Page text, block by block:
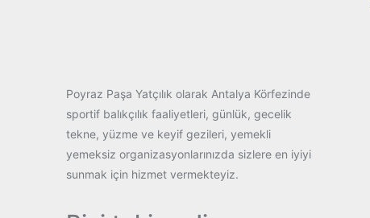
Poyraz Paşa Yatçılık olarak Antalya Körfezinde
sportif balıkçılık faaliyetleri, günlük, gecelik
tekne, yüzme ve keyif gezileri, yemekli
yemeksiz organizasyonlarınızda sizlere en iyiyi
sunmak için hizmet vermekteyiz.